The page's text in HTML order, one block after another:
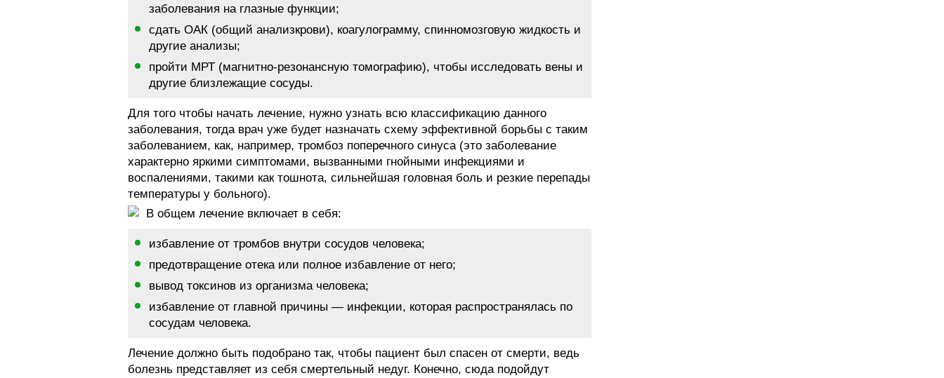
заболевания на глазные функции;
сдать ОАК (общий анализкрови), коагулограмму, спинномозговую жидкость и
другие анализы;
пройти МРТ (магнитно-резонансную томографию), чтобы исследовать вены и
другие близлежащие сосуды.
Для того чтобы начать лечение, нужно узнать всю классификацию данного
заболевания, тогда врач уже будет назначать схему эффективной борьбы с таким
заболеванием, как, например, тромбоз поперечного синуса (это заболевание
характерно яркими симптомами, вызванными гнойными инфекциями и
воспалениями, такими как тошнота, сильнейшая головная боль и резкие перепады
температуры у больного).
В общем лечение включает в себя:
избавление от тромбов внутри сосудов человека;
предотвращение отека или полное избавление от него;
вывод токсинов из организма человека;
избавление от главной причины — инфекции, которая распространялась по
сосудам человека.
Лечение должно быть подобрано так, чтобы пациент был спасен от смерти, ведь
болезнь представляет из себя смертельный недуг. Конечно, сюда подойдут